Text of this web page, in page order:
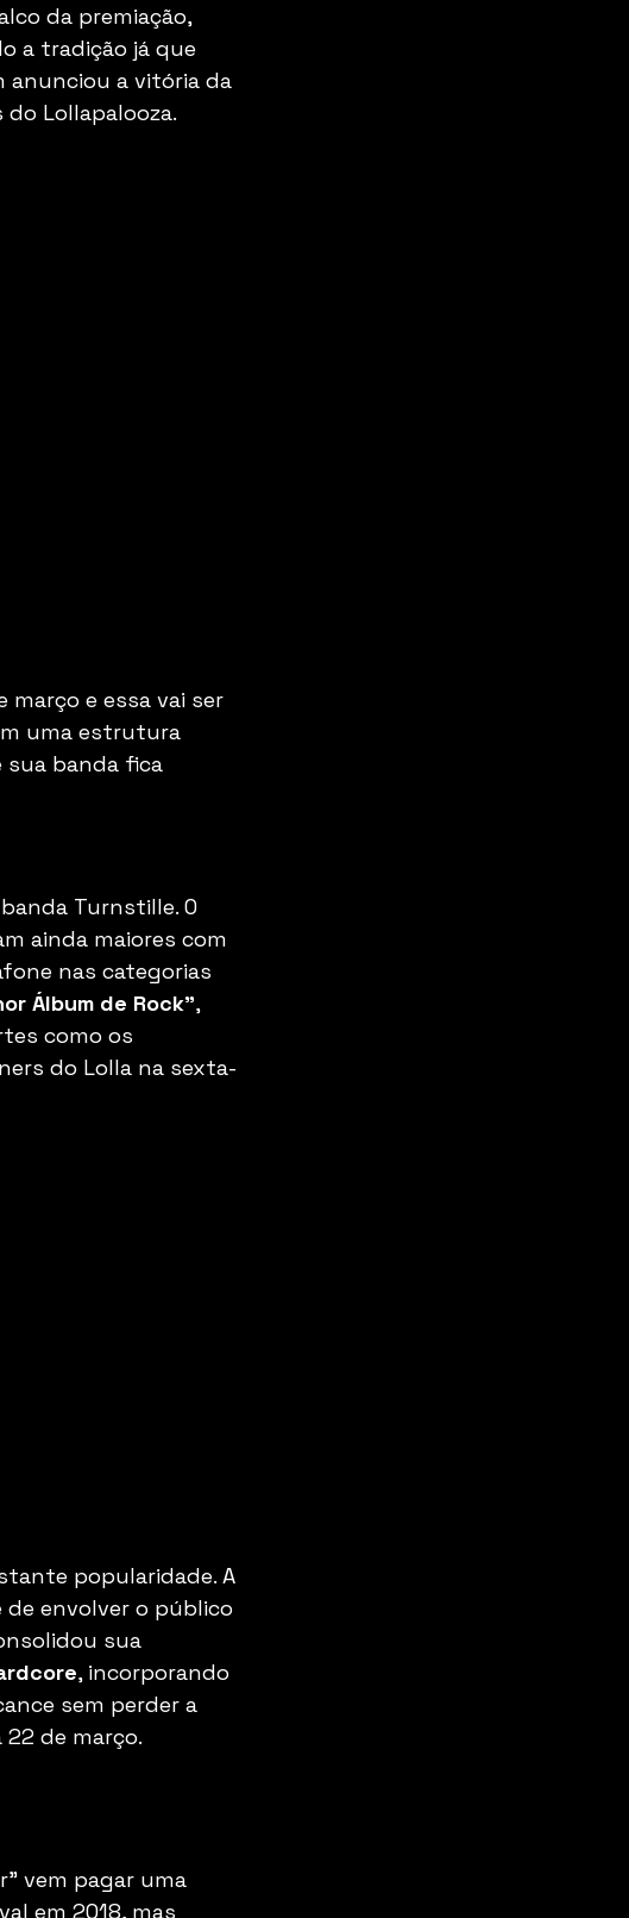
da premiação,
a tradição já que
anunciou a vitória da
Lollapalooza.
março e essa vai ser
uma estrutura
banda fica
Turnstille. O
ainda maiores com
nas categorias
Álbum de Rock",
como os
do Lolla na sexta-
popularidade. A
de envolver o público
sua
, incorporando
sem perder a
de março.
vem pagar uma
em 2018, mas